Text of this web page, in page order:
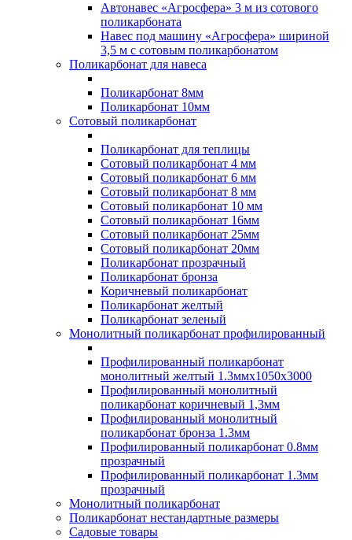
Автонавес «Агросфера» 3 м из сотового
поликарбоната
Навес под машину «Агросфера» шириной
3,5 м с сотовым поликарбонатом
Поликарбонат для навеса
Поликарбонат 8мм
Поликарбонат 10мм
Сотовый поликарбонат
Поликарбонат для теплицы
Сотовый поликарбонат 4 мм
Сотовый поликарбонат 6 мм
Сотовый поликарбонат 8 мм
Сотовый поликарбонат 10 мм
Сотовый поликарбонат 16мм
Сотовый поликарбонат 25мм
Сотовый поликарбонат 20мм
Поликарбонат прозрачный
Поликарбонат бронза
Коричневый поликарбонат
Поликарбонат желтый
Поликарбонат зеленый
Монолитный поликарбонат профилированный
Профилированный поликарбонат
монолитный желтый 1.3ммх1050х3000
Профилированный монолитный
поликарбонат коричневый 1,3мм
Профилированный монолитный
поликарбонат бронза 1.3мм
Профилированный поликарбонат 0.8мм
прозрачный
Профилированный поликарбонат 1.3мм
прозрачный
Монолитный поликарбонат
Поликарбонат нестандартные размеры
Садовые товары